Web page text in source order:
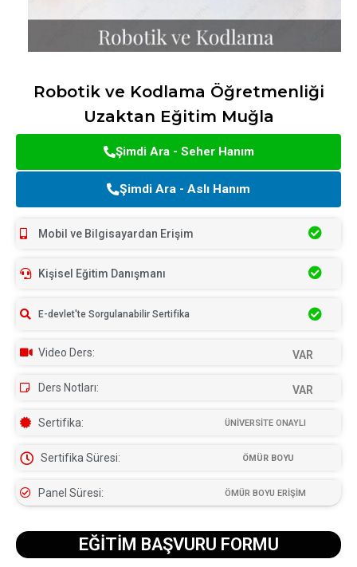
Robotik ve Kodlama Öğretmenliği
Uzaktan Eğitim Muğla
Şimdi Ara - Seher Hanım
Şimdi Ara - Aslı Hanım
Mobil ve Bilgisayardan Erişim
Kişisel Eğitim Danışmanı
E-devlet'te Sorgulanabilir Sertifika
Video Ders: VAR
Ders Notları: VAR
Sertifika: ÜNİVERSİTE ONAYLI
Sertifika Süresi: ÖMÜR BOYU
Panel Süresi: ÖMÜR BOYU ERİŞİM
EĞİTİM BAŞVURU FORMU​